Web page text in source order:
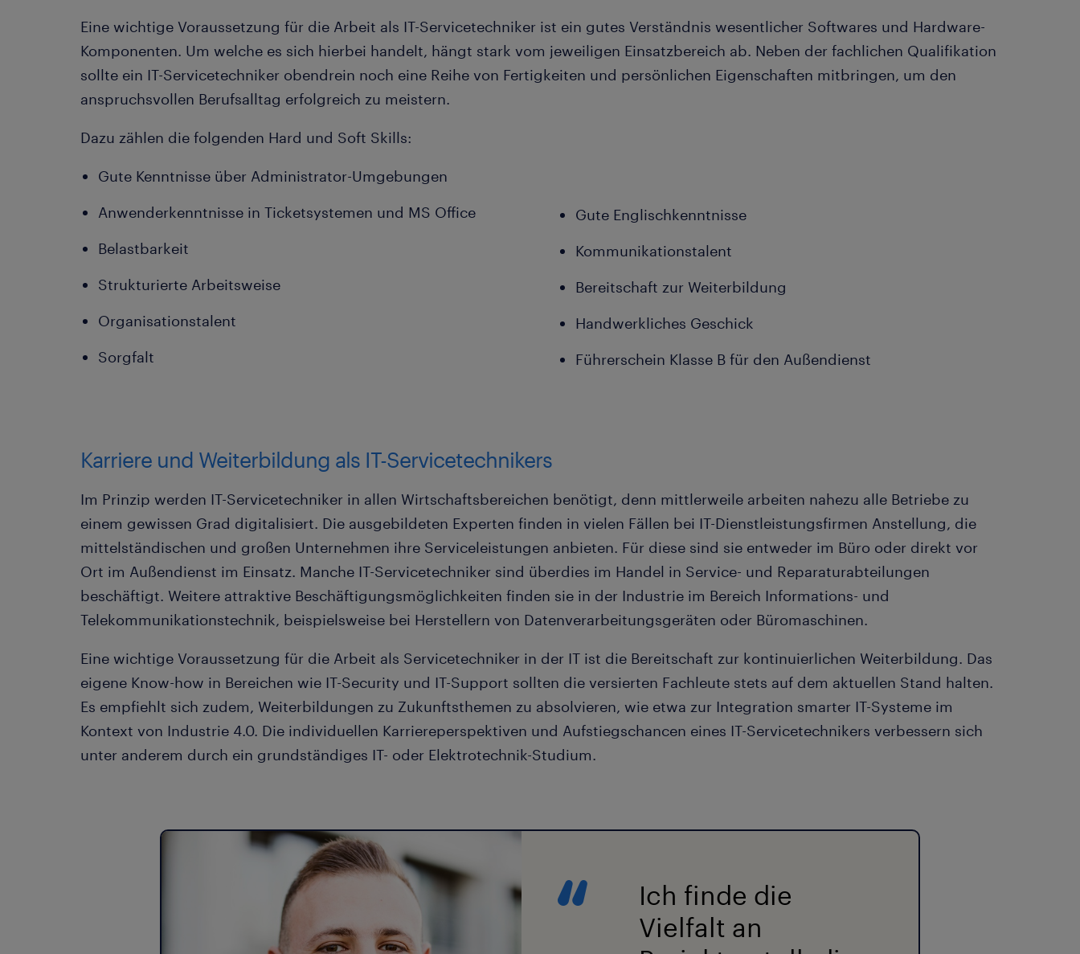
Eine wichtige Voraussetzung für die Arbeit als IT-Servicetechniker ist ein gutes Verständnis wesentlicher Softwares und Hardware-
Komponenten. Um welche es sich hierbei handelt, hängt stark vom jeweiligen Einsatzbereich ab. Neben der fachlichen Qualifikation
sollte ein IT-Servicetechniker obendrein noch eine Reihe von Fertigkeiten und persönlichen Eigenschaften mitbringen, um den
anspruchsvollen Berufsalltag erfolgreich zu meistern.
Dazu zählen die folgenden Hard und Soft Skills:
Gute Kenntnisse über Administrator-Umgebungen
Anwenderkenntnisse in Ticketsystemen und MS Office
Belastbarkeit
Strukturierte Arbeitsweise
Organisationstalent
Sorgfalt
Gute Englischkenntnisse
Kommunikationstalent
Bereitschaft zur Weiterbildung
Handwerkliches Geschick
Führerschein Klasse B für den Außendienst
Karriere und Weiterbildung als IT-Servicetechnikers
Im Prinzip werden IT-Servicetechniker in allen Wirtschaftsbereichen benötigt, denn mittlerweile arbeiten nahezu alle Betriebe zu
einem gewissen Grad digitalisiert. Die ausgebildeten Experten finden in vielen Fällen bei IT-Dienstleistungsfirmen Anstellung, die
mittelständischen und großen Unternehmen ihre Serviceleistungen anbieten. Für diese sind sie entweder im Büro oder direkt vor
Ort im Außendienst im Einsatz. Manche IT-Servicetechniker sind überdies im Handel in Service- und Reparaturabteilungen
beschäftigt. Weitere attraktive Beschäftigungsmöglichkeiten finden sie in der Industrie im Bereich Informations- und
Telekommunikationstechnik, beispielsweise bei Herstellern von Datenverarbeitungsgeräten oder Büromaschinen.
Eine wichtige Voraussetzung für die Arbeit als Servicetechniker in der IT ist die Bereitschaft zur kontinuierlichen Weiterbildung. Das
eigene Know-how in Bereichen wie IT-Security und IT-Support sollten die versierten Fachleute stets auf dem aktuellen Stand halten.
Es empfiehlt sich zudem, Weiterbildungen zu Zukunftsthemen zu absolvieren, wie etwa zur Integration smarter IT-Systeme im
Kontext von Industrie 4.0. Die individuellen Karriereperspektiven und Aufstiegschancen eines IT-Servicetechnikers verbessern sich
unter anderem durch ein grundständiges IT- oder Elektrotechnik-Studium.
Ich finde die
Vielfalt an